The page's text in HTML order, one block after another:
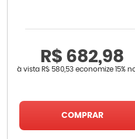
R$ 682,98
à vista R$ 580,53economize 15%
COMPRAR